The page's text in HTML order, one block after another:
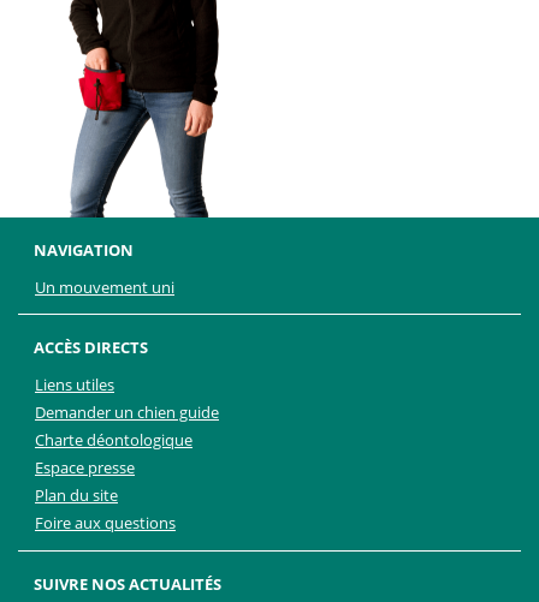
NAVIGATION
Un mouvement uni
ACCÈS DIRECTS
Liens utiles
Demander un chien guide
Charte déontologique
Espace presse
Plan du site
Foire aux questions
SUIVRE NOS ACTUALITÉS